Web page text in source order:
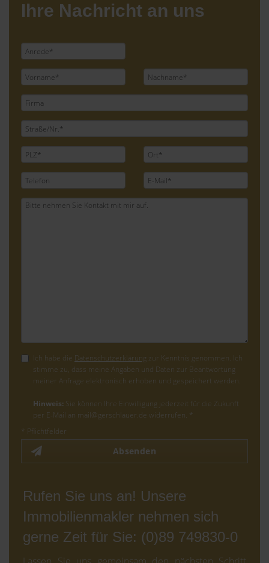
Ihre Nachricht an uns
Ich habe die Datenschutzerklärung zur Kenntnis genommen. Ich
stimme zu, dass meine Angaben und Daten zur Beantwortung
meiner Anfrage elektronisch erhoben und gespeichert werden.
Hinweis: Sie können Ihre Einwilligung jederzeit für die Zukunft
per E-Mail an mail@gerschlauer.de widerrufen. *
* Pflichtfelder
Absenden
Rufen Sie uns an! Unsere
Immobilienmakler nehmen sich
gerne Zeit für Sie: (0)89 749830-0